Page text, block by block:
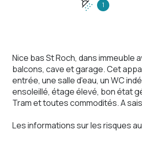
1
Nice bas St Roch, dans immeuble
balcons, cave et garage. Cet
entrée, une salle d'eau, un WC
ensoleillé, étage élevé, bon état
Tram et toutes commodités. A
Les informations sur les risques